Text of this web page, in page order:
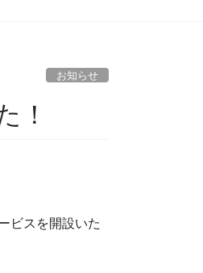
お知らせ
！
ビスを開設いた